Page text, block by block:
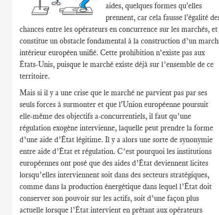
aides, quelques formes qu'elles
prennent, car cela fausse l'égalité
chances entre les opérateurs en concurrence sur les marchés, et
constitue un obstacle fondamental à la construction d’un
intérieur européen unifié. Cette prohibition n’existe pas aux
États-Unis, puisque le marché existe déjà sur l’ensemble de ce
territoire.
Mais si il y a une crise que le marché ne parvient pas par ses
seuls forces à surmonter et que l'Union européenne poursuit
elle-même des objectifs a-concurrentiels, il faut qu’une
régulation exogène intervienne, laquelle peut prendre la forme
d’une aide d’État légitime. Il y a alors une sorte de synonymie
entre aide d’État et régulation. C’est pourquoi les institutions
européennes ont posé que des aides d’État deviennent licites
lorsqu’elles interviennent soit dans des secteurs stratégiques,
comme dans la production énergétique dans lequel l’État doit
conserver son pouvoir sur les actifs, soit d’une façon plus
actuelle lorsque l’État intervient en prêtant aux opérateurs